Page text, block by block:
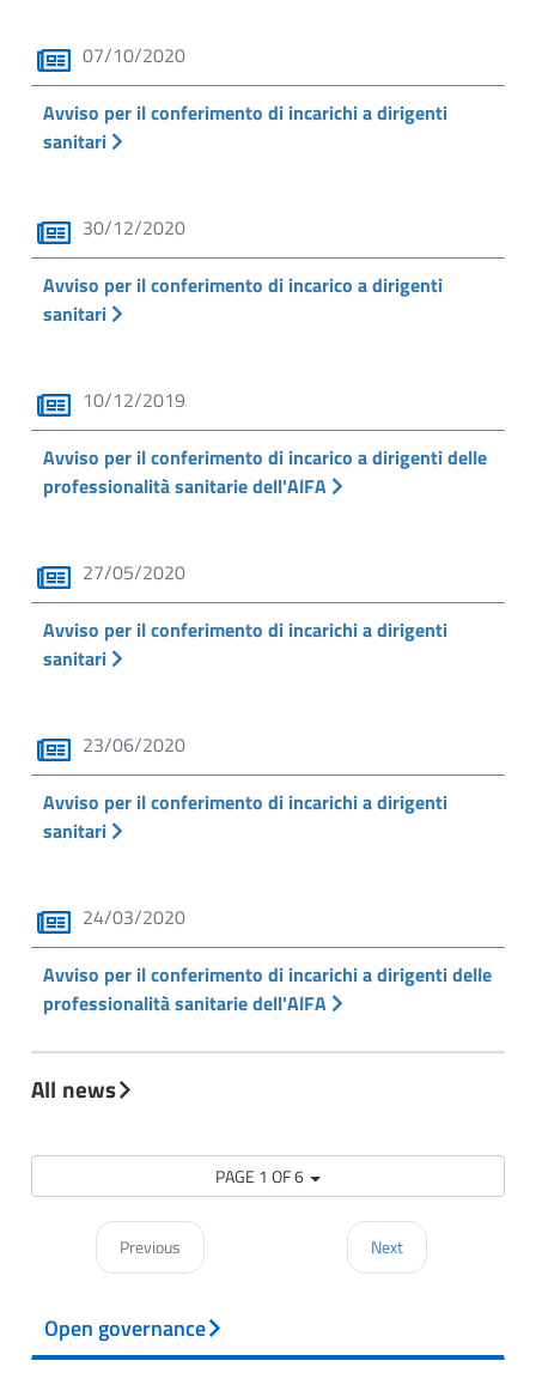
07/10/2020
Avviso per il conferimento di incarichi a dirigenti
sanitari
30/12/2020
Avviso per il conferimento di incarico a dirigenti
sanitari
10/12/2019
Avviso per il conferimento di incarico a dirigenti delle
professionalità sanitarie dell'AlFA
27/05/2020
Avviso per il conferimento di incarichi a dirigenti
sanitari
23/06/2020
Avviso per il conferimento di incarichi a dirigenti
sanitari
24/03/2020
Avviso per il conferimento di incarichi a dirigenti delle
professionalità sanitarie dell'AlFA
All news
PAGE 1 OF 6
Previous Next
Open governance